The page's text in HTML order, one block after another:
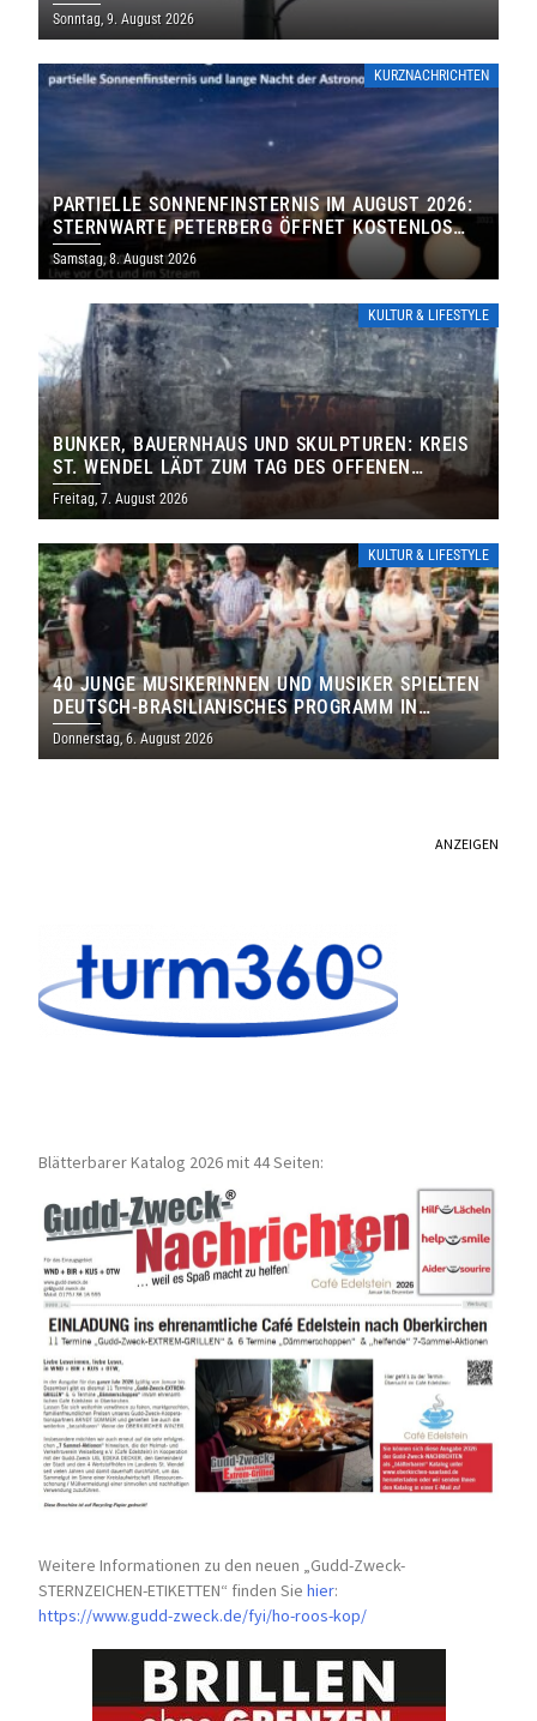
Sonntag, 9. August 2026
KURZNACHRICHTEN
PARTIELLE SONNENFINSTERNIS IM AUGUST 2026:
STERNWARTE PETERBERG ÖFFNET KOSTENLOS
IHRE TORE
Samstag, 8. August 2026
KULTUR & LIFESTYLE
BUNKER, BAUERNHAUS UND SKULPTUREN: KREIS
ST. WENDEL LÄDT ZUM TAG DES OFFENEN
DENKMALS EIN
Freitag, 7. August 2026
KULTUR & LIFESTYLE
40 JUNGE MUSIKERINNEN UND MUSIKER SPIELTEN
DEUTSCH-BRASILIANISCHES PROGRAMM IN
THOLEY
Donnerstag, 6. August 2026
ANZEIGEN
Blätterbarer Katalog 2026 mit 44 Seiten:
Weitere Informationen zu den neuen „Gudd-Zweck-
STERNZEICHEN-ETIKETTEN“ finden Siehier:
https://www.gudd-zweck.de/fyi/ho-roos-kop/